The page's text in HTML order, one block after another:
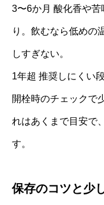
3〜6か月 酸化香や
り。飲むなら低めの
しすぎない。
1年超 推奨しにくい
開栓時のチェックで
れはあくまで目安で
す。
保存のコツと少